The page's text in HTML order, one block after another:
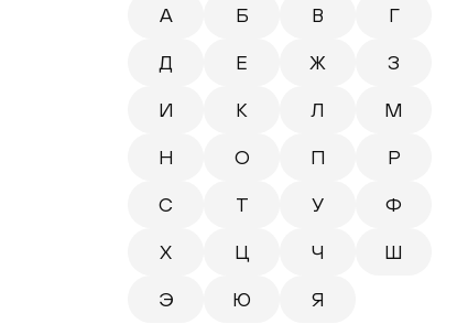
А Б В Г
Д Е Ж З
И К Л М
Н О П Р
С Т У Ф
Х Ц Ч Ш
Э Ю Я